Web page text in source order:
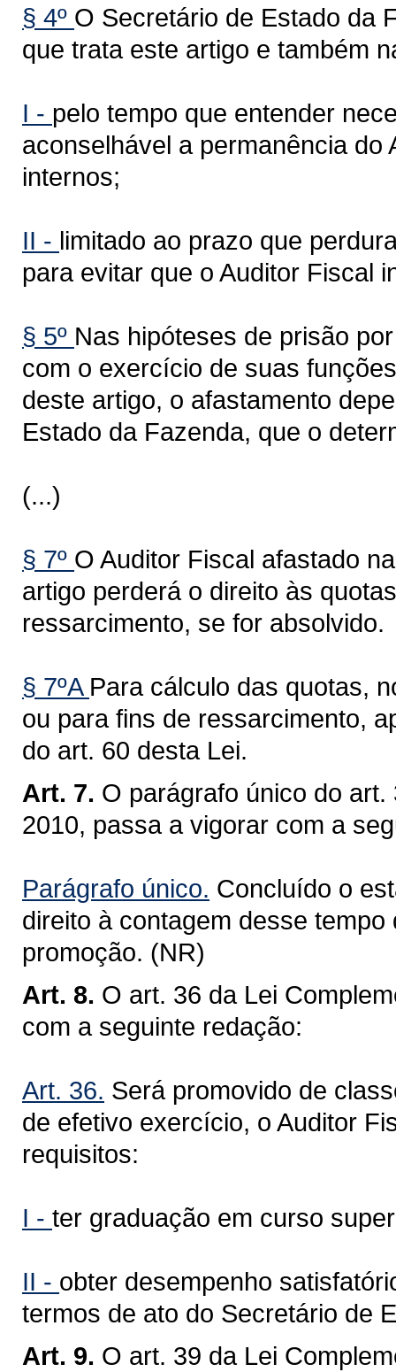
§ 4º O Secretário de Estado da
que trata este artigo e também
I - pelo tempo que entender
aconselhável a permanência
internos;
II - limitado ao prazo que
para evitar que o Auditor Fiscal
§ 5º Nas hipóteses de prisão
com o exercício de suas
deste artigo, o afastamento
Estado da Fazenda, que o
(...)
§ 7º O Auditor Fiscal afastado
artigo perderá o direito às
ressarcimento, se for absolvido.
§ 7ºA Para cálculo das quotas,
ou para fins de ressarcimento,
do art. 60 desta Lei.
Art. 7. O parágrafo único do art.
2010, passa a vigorar com a
Parágrafo único. Concluído o
direito à contagem desse
promoção. (NR)
Art. 8. O art. 36 da Lei
com a seguinte redação:
Art. 36. Será promovido de
de efetivo exercício, o Auditor
requisitos:
I - ter graduação em curso
II - obter desempenho
termos de ato do Secretário de
Art. 9. O art. 39 da Lei